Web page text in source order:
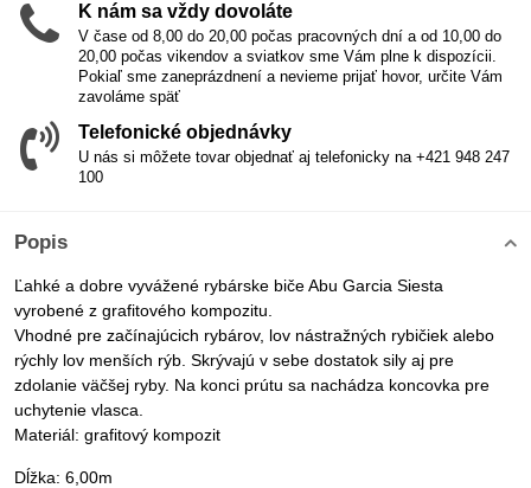
K nám sa vždy dovoláte
V čase od 8,00 do 20,00 počas pracovných dní a od 10,00 do
20,00 počas vikendov a sviatkov sme Vám plne k dispozícii.
Pokiaľ sme zaneprázdnení a nevieme prijať hovor, určite Vám
zavoláme späť
Telefonické objednávky
U nás si môžete tovar objednať aj telefonicky na +421 948 247
100
Popis
Ľahké a dobre vyvážené rybárske biče Abu Garcia Siesta
vyrobené z grafitového kompozitu.
Vhodné pre začínajúcich rybárov, lov nástražných rybičiek alebo
rýchly lov menších rýb. Skrývajú v sebe dostatok sily aj pre
zdolanie väčšej ryby. Na konci prútu sa nachádza koncovka pre
uchytenie vlasca.
Materiál: grafitový kompozit
Dĺžka: 6,00m